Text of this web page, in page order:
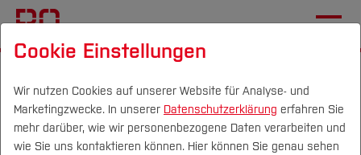
Auslandsaufenthalte für Studierende
PROMOS
Cookie Einstellungen
Wir nutzen Cookies auf unserer Website für Analyse- und
Marketingzwecke. In unserer Datenschutzerklärung erfahren Sie
mehr darüber, wie wir personenbezogene Daten verarbeiten und
wie Sie uns kontaktieren können. Hier können Sie genau sehen